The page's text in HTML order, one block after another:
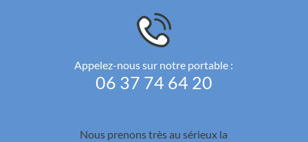
Appelez-nous sur notre portable :
06 37 74 64 20
Nous prenons très au sérieux la